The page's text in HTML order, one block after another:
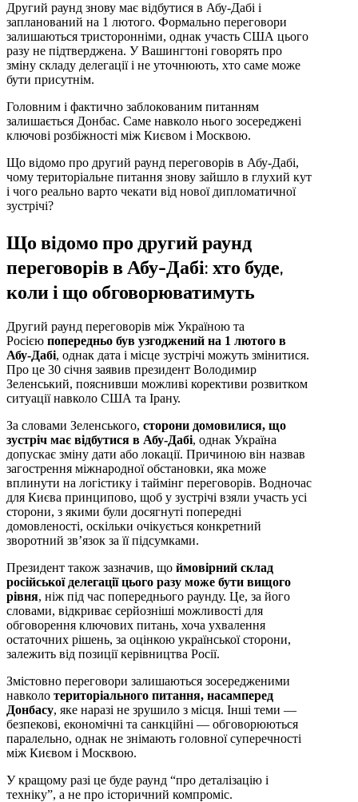
Другий раунд знову має відбутися в Абу-Дабі і
запланований на 1 лютого. Формально переговори
залишаються тристоронніми, однак участь США цього
разу не підтверджена. У Вашингтоні говорять про
зміну складу делегації і не уточнюють, хто саме може
бути присутнім.
Головним і фактично заблокованим питанням
залишається Донбас. Саме навколо нього зосереджені
ключові розбіжності між Києвом і Москвою.
Що відомо про другий раунд переговорів в Абу-Дабі,
чому територіальне питання знову зайшло в глухий кут
і чого реально варто чекати від нової дипломатичної
зустрічі?
Що відомо про другий раунд
переговорів в Абу-Дабі: хто буде,
коли і що обговорюватимуть
Другий раунд переговорів між Україною та
Росією попередньо був узгоджений на 1 лютого в
Абу-Дабі, однак дата і місце зустрічі можуть змінитися.
Про це 30 січня заявив президент Володимир
Зеленський, пояснивши можливі корективи розвитком
ситуації навколо США та Ірану.
За словами Зеленського, сторони домовилися, що
зустріч має відбутися в Абу-Дабі, однак Україна
допускає зміну дати або локації. Причиною він назвав
загострення міжнародної обстановки, яка може
вплинути на логістику і таймінг переговорів. Водночас
для Києва принципово, щоб у зустрічі взяли участь усі
сторони, з якими були досягнуті попередні
домовленості, оскільки очікується конкретний
зворотний зв’язок за її підсумками.
Президент також зазначив, що ймовірний склад
російської делегації цього разу може бути вищого
рівня, ніж під час попереднього раунду. Це, за його
словами, відкриває серйозніші можливості для
обговорення ключових питань, хоча ухвалення
остаточних рішень, за оцінкою української сторони,
залежить від позиції керівництва Росії.
Змістовно переговори залишаються зосередженими
навколо територіального питання, насамперед
Донбасу, яке наразі не зрушило з місця. Інші теми —
безпекові, економічні та санкційні — обговорюються
паралельно, однак не знімають головної суперечності
між Києвом і Москвою.
У кращому разі це буде раунд “про деталізацію і
техніку”, а не про історичний компроміс.